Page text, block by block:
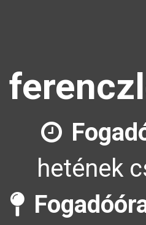
hetének